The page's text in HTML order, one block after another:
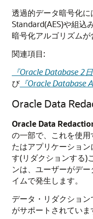
透過的データ暗号化
Standard(AES)や組込
暗号化アルゴリズムが
関連項目:
『Oracle Database 2
び『Oracle Database
Oracle Data
Oracle Data
の一部で、これを使
たはアプリケーショ
す(リダクションする)
ンは、ユーザーがデ
イムで発生します。
データ・リダクショ
がサポートされていま